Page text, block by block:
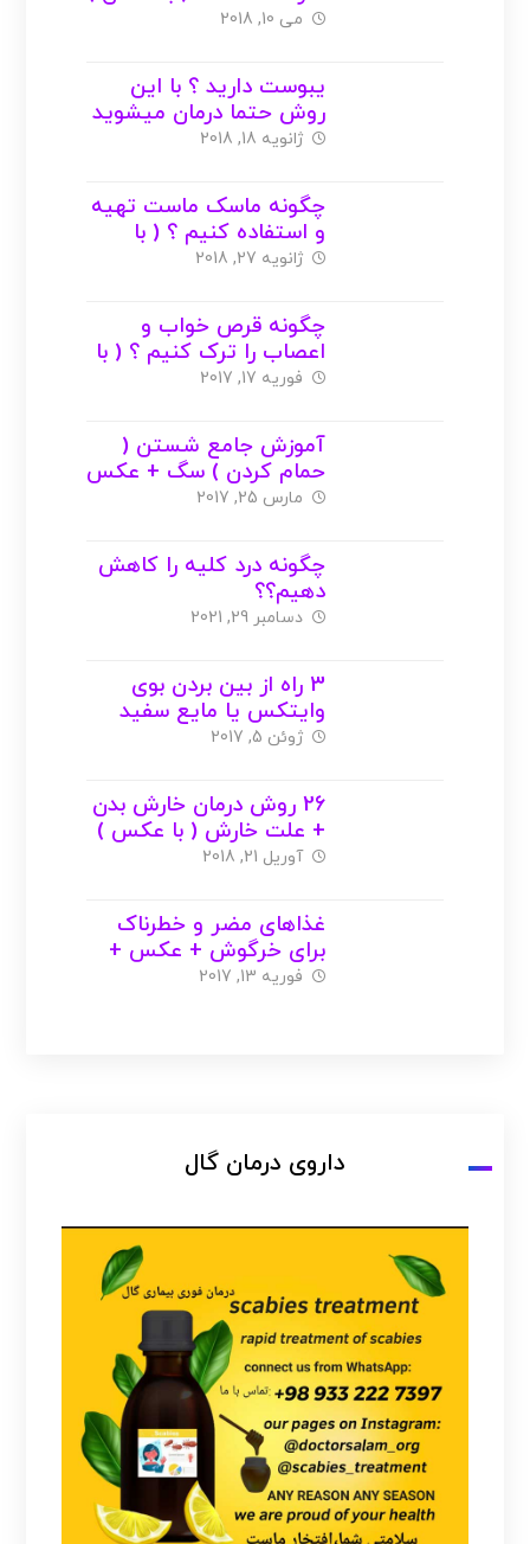
می 10, 2018
یبوست دارید ؟ با این
روش حتما درمان میشوید
!! ژانویه 18, 2018
چگونه ماسک ماست تهیه
و استفاده کنیم ؟ ( با
عکس )
ژانویه 27, 2018
چگونه قرص خواب و
اعصاب را ترک کنیم ؟ ( با
عکس )
فوریه 17, 2017
آموزش جامع شستن (
حمام کردن ) سگ + عکس
+ ویدیو
مارس 25, 2017
چگونه درد کلیه را کاهش
دهیم؟؟
دسامبر 29, 2021
3 راه از بین بردن بوی
وایتکس یا مایع سفید
کننده ( با عکس )
ژوئن 5, 2017
26 روش درمان خارش بدن
+ علت خارش ( با عکس )
آوریل 21, 2018
غذاهای مضر و خطرناک
برای خرگوش + عکس +
ویدیو
فوریه 13, 2017
داروی درمان گال